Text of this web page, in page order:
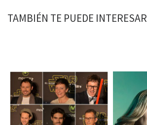
TAMBIÉN TE PUEDE INTERESAR